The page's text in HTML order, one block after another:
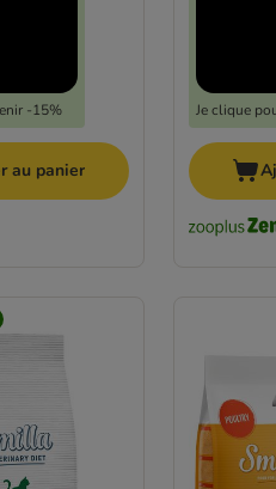
-15%
au panier
Je clique